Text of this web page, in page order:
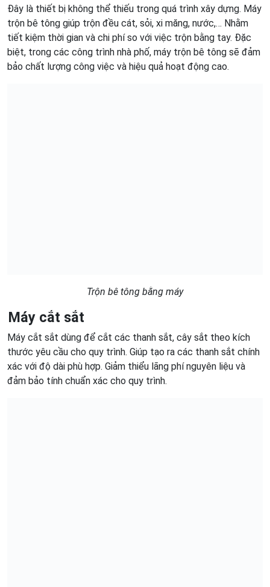
Đây là thiết bị không thể thiếu trong quá trình xây dựng. Máy
trộn bê tông giúp trộn đều cát, sỏi, xi măng, nước,… Nhằm
tiết kiệm thời gian và chi phí so với việc trộn bằng tay. Đặc
biệt, trong các công trình nhà phố, máy trộn bê tông sẽ đảm
bảo chất lượng công việc và hiệu quả hoạt động cao.
Trộn bê tông bằng máy
Máy cắt sắt
Máy cắt sắt dùng để cắt các thanh sắt, cây sắt theo kích
thước yêu cầu cho quy trình. Giúp tạo ra các thanh sắt chính
xác với độ dài phù hợp. Giảm thiểu lãng phí nguyên liệu và
đảm bảo tính chuẩn xác cho quy trình.